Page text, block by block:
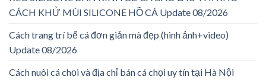
CÁCH KHỬ MÙI SILICONE HỒ CÁ Update 08/2026
Cách trang trí bể cá đơn giản mà đẹp (hình ảnh+video)
Update 08/2026
Cách nuôi cá chọi và địa chỉ bán cá chọi uy tín tại Hà Nội